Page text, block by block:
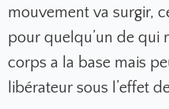
mouvement va surgir,
pour quelqu’un de qui
corps a la base mais
libérateur sous l’effet